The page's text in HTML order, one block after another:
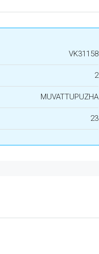
VK31158
2
MUVATTUPUZHA
23